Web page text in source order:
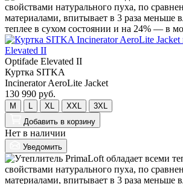
Optifade Elevated II
Куртка SITKA
Incinerator AeroLite Jacket
130 990 руб.
M XL XXL
3XL
Добавить в корзину
Нет в наличии
Уведомить